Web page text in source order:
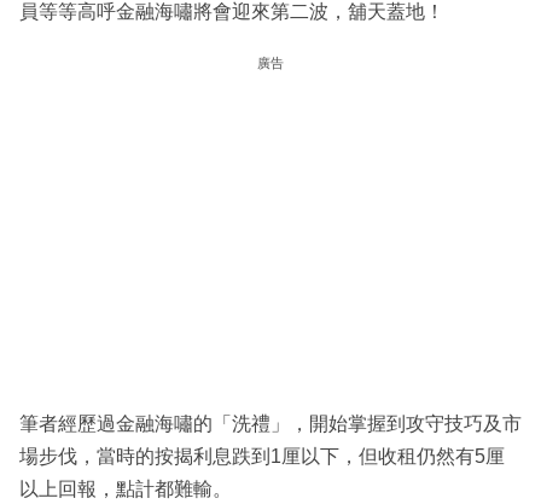
員等等高呼金融海嘯將會迎來第二波，舖天蓋地！
廣告
筆者經歷過金融海嘯的「洗禮」，開始掌握到攻守技巧及市
場步伐，當時的按揭利息跌到1厘以下，但收租仍然有5厘
以上回報，點計都難輸。